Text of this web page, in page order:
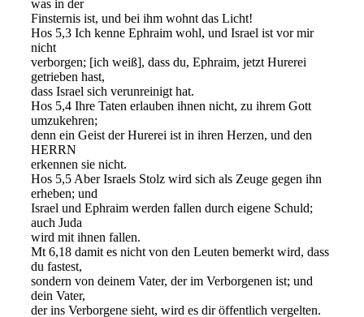
was in der
Finsternis ist, und bei ihm wohnt das Licht!
Hos 5,3 Ich kenne Ephraim wohl, und Israel ist vor mir
nicht
verborgen; [ich weiß], dass du, Ephraim, jetzt Hurerei
getrieben hast,
dass Israel sich verunreinigt hat.
Hos 5,4 Ihre Taten erlauben ihnen nicht, zu ihrem Gott
umzukehren;
denn ein Geist der Hurerei ist in ihren Herzen, und den
HERRN
erkennen sie nicht.
Hos 5,5 Aber Israels Stolz wird sich als Zeuge gegen ihn
erheben; und
Israel und Ephraim werden fallen durch eigene Schuld;
auch Juda
wird mit ihnen fallen.
Mt 6,18 damit es nicht von den Leuten bemerkt wird, dass
du fastest,
sondern von deinem Vater, der im Verborgenen ist; und
dein Vater,
der ins Verborgene sieht, wird es dir öffentlich vergelten.